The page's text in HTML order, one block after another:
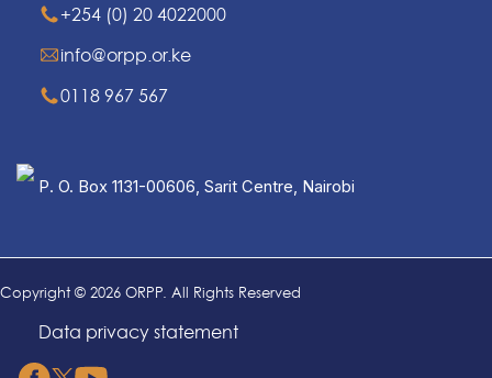
+254 (0) 20 4022000
info@orpp.or.ke
0118 967 567
P. O. Box 1131-00606, Sarit Centre, Nairobi
Copyright © 2026 ORPP. All Rights Reserved
Data privacy statement